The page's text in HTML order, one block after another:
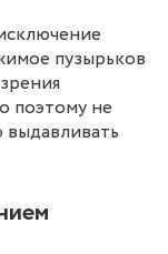
пузырьков
поэтому не
выдавливать